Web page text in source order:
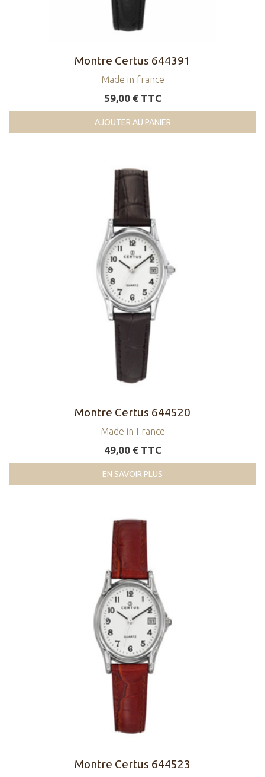
Montre Certus 644391
Made in france
59,00 € TTC
AJOUTER AU PANIER
Montre Certus 644520
Made in France
49,00 € TTC
EN SAVOIR PLUS
Montre Certus 644523